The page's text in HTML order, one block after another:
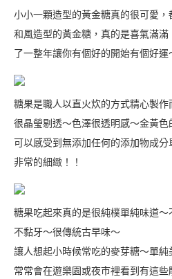
小小一顆造型的黃金糖真的很可愛
和風造型的黃金糖，真的是喜氣滿
了一整年讓你有個好的開始有個好運
糖果是職人以直火炊的方式精心製
很晶瑩剔透～色澤很透明感～金黃
可以感受到無添加任何的添加物成
非常的細緻！！
糖果吃起來真的是很純樸單純味道
不黏牙～很傳統古早味～
讓人想起小時候常吃的麥芽糖～單
常常會在遊樂園或夜市裡看到有這